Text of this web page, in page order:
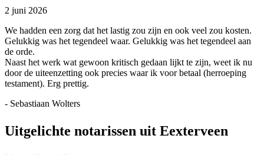
2 juni 2026
We hadden een zorg dat het lastig zou zijn en ook veel zou kosten.
Gelukkig was het tegendeel waar. Gelukkig was het tegendeel aan
de orde.
Naast het werk wat gewoon kritisch gedaan lijkt te zijn, weet ik nu
door de uiteenzetting ook precies waar ik voor betaal (herroeping
testament). Erg prettig.
- Sebastiaan Wolters
Uitgelichte notarissen uit Eexterveen